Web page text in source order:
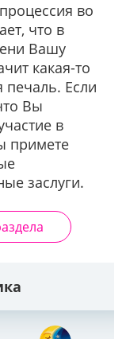
во
что в
Вашу
какая-то
Если
Вы
в
примете
заслуги.